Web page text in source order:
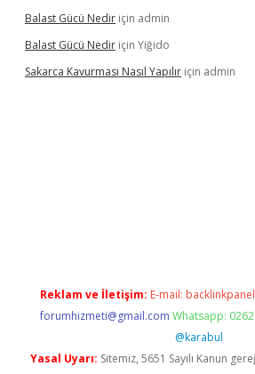
Balast Gücü Nedir için admin
Balast Gücü Nedir için Yiğido
Sakarca Kavurması Nasıl Yapılır için admin
Reklam ve İletişim: E-mail:
forumhizmeti@gmail.com Whatsapp:
@karabul
Yasal Uyarı: Sitemiz, 5651 Sayılı Kanun